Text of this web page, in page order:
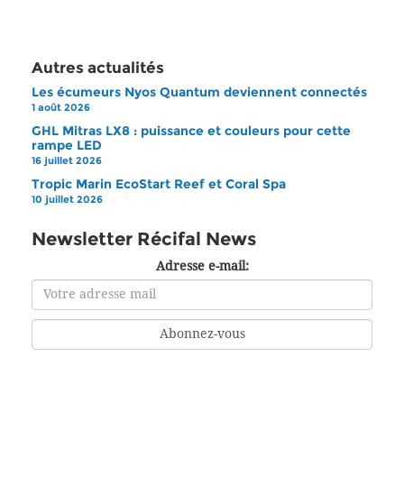
Autres actualités
Les écumeurs Nyos Quantum deviennent connectés
1 août 2026
GHL Mitras LX8 : puissance et couleurs pour cette
rampe LED
16 juillet 2026
Tropic Marin EcoStart Reef et Coral Spa
10 juillet 2026
Newsletter Récifal News
Adresse e-mail: